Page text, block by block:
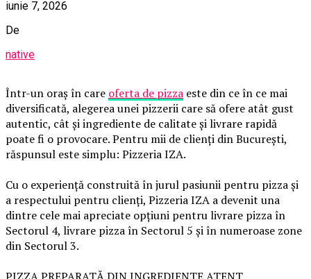
iunie 7, 2026
De
native
Într-un oraș în care oferta de pizza este din ce în ce mai
diversificată, alegerea unei pizzerii care să ofere atât gust
autentic, cât și ingrediente de calitate și livrare rapidă
poate fi o provocare. Pentru mii de clienți din București,
răspunsul este simplu: Pizzeria IZA.
Cu o experiență construită în jurul pasiunii pentru pizza și
a respectului pentru clienți, Pizzeria IZA a devenit una
dintre cele mai apreciate opțiuni pentru livrare pizza în
Sectorul 4, livrare pizza în Sectorul 5 și în numeroase zone
din Sectorul 3.